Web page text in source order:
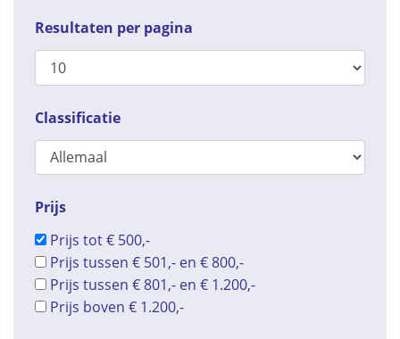
Resultaten per pagina
Classificatie
Prijs
Prijs tot € 500,-
Prijs tussen € 501,- en € 800,-
Prijs tussen € 801,- en € 1.200,-
Prijs boven € 1.200,-